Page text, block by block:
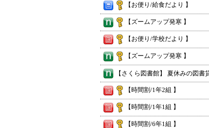
【お便り/給食だより 】
【ズームアップ発寒 】
【お便り/学校だより 】
【ズームアップ発寒 】
【時間割/1年2組 】
【時間割/1年1組 】
【時間割/6年1組 】